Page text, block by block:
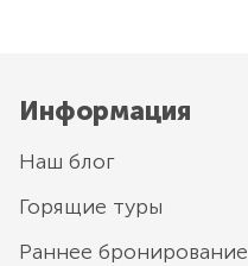
Информация
Наш блог
Горящие туры
Раннее бронирование